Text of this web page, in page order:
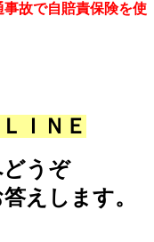
故で自賠責保険を使
ＩＮＥ
うぞ
えします。